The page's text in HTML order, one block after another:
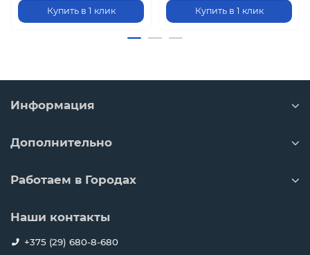
Купить в 1 клик Купить в 1 клик
Информация
Дополнительно
Работаем в Городах
Наши контакты
+375 (29) 680-8-680